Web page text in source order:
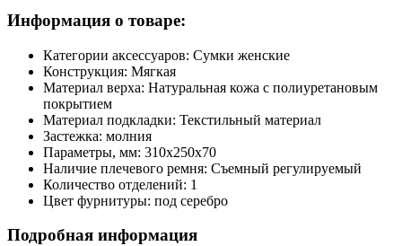
Информация о товаре:
Категории аксессуаров: Сумки женские
Конструкция: Мягкая
Материал верха: Натуральная кожа с полиуретановым
покрытием
Материал подкладки: Текстильный материал
Застежка: молния
Параметры, мм: 310х250х70
Наличие плечевого ремня: Съемный регулируемый
Количество отделений: 1
Цвет фурнитуры: под серебро
Подробная информация